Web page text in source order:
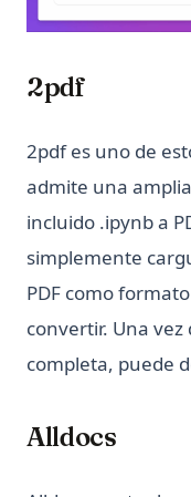
2pdf
2pdf es uno de
admite una
incluido .ipynb a
simplemente
PDF como
convertir. Una
completa, puede
Alldocs